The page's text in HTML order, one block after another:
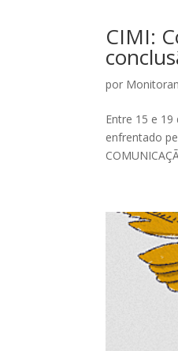
CIMI:
por
Entre 15 e
enfrentado